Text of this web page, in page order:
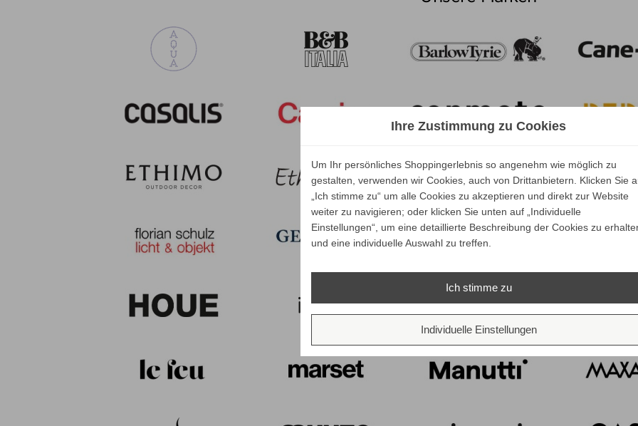
Ihre Zustimmung zu Cookies
Um Ihr persönliches Shoppingerlebnis so angenehm wie möglich zu
gestalten, verwenden wir Cookies, auch von Drittanbietern. Klicken Sie
„Ich stimme zu“ um alle Cookies zu akzeptieren und direkt zur Website
weiter zu navigieren; oder klicken Sie unten auf „Individuelle
Einstellungen“, um eine detaillierte Beschreibung der Cookies zu
und eine individuelle Auswahl zu treffen.
Ich stimme zu
Individuelle Einstellungen